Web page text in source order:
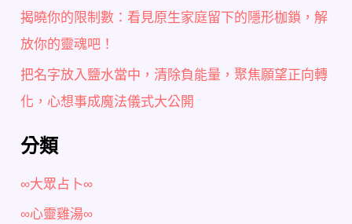
揭曉你的限制數：看見原生家庭留下的隱形枷鎖，解
放你的靈魂吧！
把名字放入鹽水當中，清除負能量，聚焦願望正向轉
化，心想事成魔法儀式大公開
分類
∞大眾占卜∞
∞心靈雞湯∞